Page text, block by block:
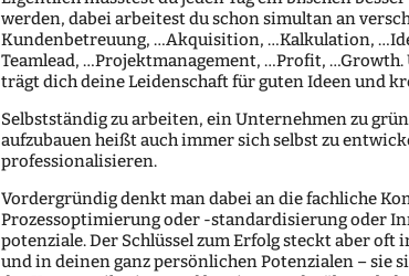
werden, dabei arbeitest du schon simultan an
Kunden­­betreuung, …Akquisition, …Kalkulation,
Teamlead, …Projekt­­­management, …Profit, …Growth.
trägt dich deine Leidenschaft für guten Ideen und
Selbstständig zu arbeiten, ein Unternehmen zu
aufzubauen heißt auch immer sich selbst zu
professionalisieren.
Vordergründig denkt man dabei an die fachliche
Prozess­­optimierung oder -standardisierung oder
potenziale. Der Schlüssel zum Erfolg steckt aber oft
und in deinen ganz persönlichen Potenzialen – sie